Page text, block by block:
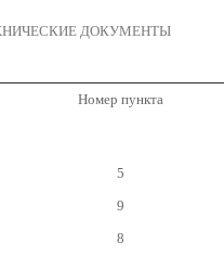
ДОКУМЕНТЫ
Номер пункта
5
9
8